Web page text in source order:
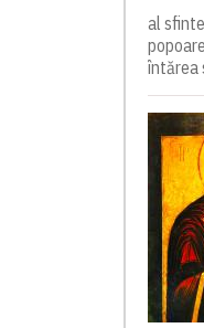
al
întărea